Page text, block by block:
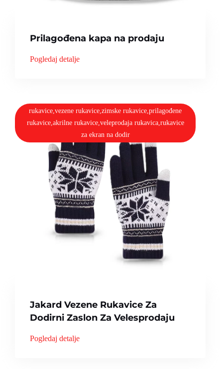
Prilagođena kapa na prodaju
Pogledaj detalje
rukavice,vezene rukavice,zimske rukavice,prilagođene
rukavice,akrilne rukavice,veleprodaja rukavica,rukavice
za ekran na dodir
Jakard Vezene Rukavice Za
Dodirni Zaslon Za Velesprodaju
Pogledaj detalje